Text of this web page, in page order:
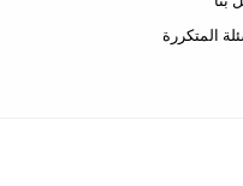
المتكررة